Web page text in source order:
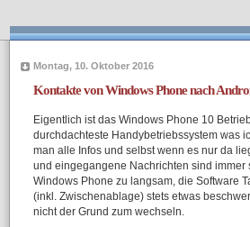
Montag, 10. Oktober 2016
Kontakte von Windows Phone nach
Eigentlich ist das Windows Phone 10
durchdachteste Handybetriebssystem was
man alle Infos und selbst wenn es nur da
und eingegangene Nachrichten sind immer
Windows Phone zu langsam, die Software
(inkl. Zwischenablage) stets etwas
nicht der Grund zum wechseln.